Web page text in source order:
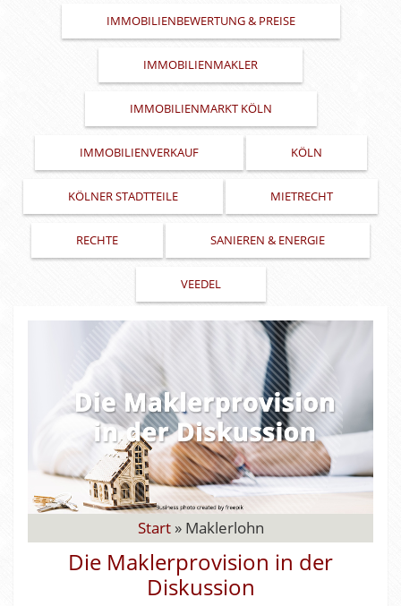
IMMOBILIENBEWERTUNG & PREISE
IMMOBILIENMAKLER
IMMOBILIENMARKT KÖLN
IMMOBILIENVERKAUF KÖLN
KÖLNER STADTTEILE MIETRECHT
RECHTE SANIEREN & ENERGIE
VEEDEL
Start» Maklerlohn
Die Maklerprovision in der
Diskussion